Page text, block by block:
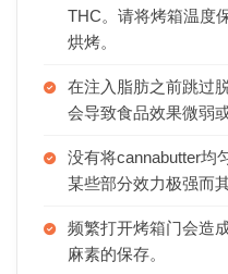
THC。请将烤箱温度
烘烤。
在注入脂肪之前跳过
会导致食品效果微弱
没有将cannabutter均
某些部分效力极强而
频繁打开烤箱门会造
麻素的保存。